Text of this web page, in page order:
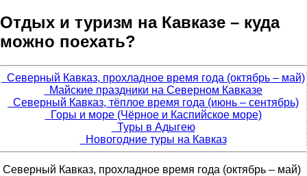
Отдых и туризм на Кавказе – куда
можно поехать?
Северный Кавказ, прохладное время года (октябрь – май)
Майские праздники на Северном Кавказе
Северный Кавказ, тёплое время года (июнь – сентябрь)
Горы и море (Чёрное и Каспийское море)
Туры в Адыгею
Новогодние туры на Кавказ
Северный Кавказ, прохладное время года (октябрь – май)